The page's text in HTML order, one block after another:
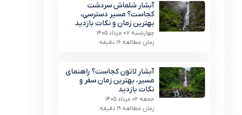
آبشار شلماش سردشت
کجاست؟ مسیر دسترسی،
بهترین زمان و نکات بازدید
چهارشنبه 07 مرداد 1405
زمان مطالعه 16 دقیقه
آبشار لاتون کجاست؟ راهنمای
مسیر، بهترین زمان سفر و
نکات بازدید
جمعه 02 مرداد 1405
زمان مطالعه 19 دقیقه